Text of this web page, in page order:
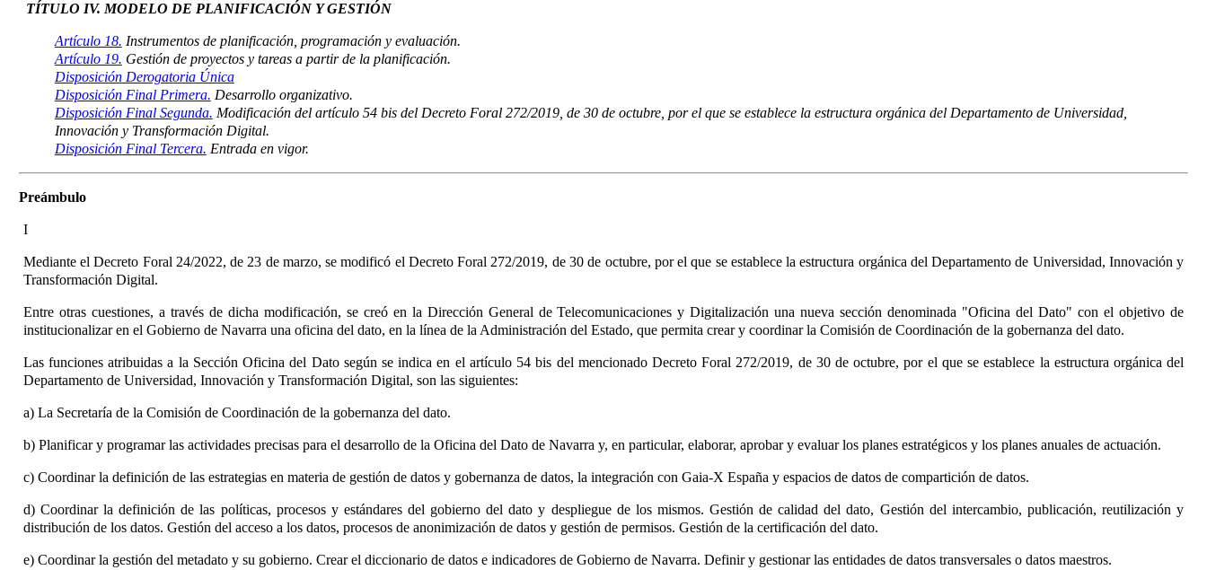
TÍTULO IV. MODELO DE PLANIFICACIÓN Y GESTIÓN
Artículo 18. Instrumentos de planificación, programación y evaluación.
Artículo 19. Gestión de proyectos y tareas a partir de la planificación.
Disposición Derogatoria Única
Disposición Final Primera. Desarrollo organizativo.
Disposición Final Segunda. Modificación del artículo 54 bis del Decreto Foral 272/2019, de 30 de octubre, por el que se establece la estructura orgánica del Departamento de Universidad,
Innovación y Transformación Digital.
Disposición Final Tercera. Entrada en vigor.
Preámbulo
I
Mediante el Decreto Foral 24/2022, de 23 de marzo, se modificó el Decreto Foral 272/2019, de 30 de octubre, por el que se establece la estructura orgánica del Departamento de Universidad, Innovación y
Transformación Digital.
Entre otras cuestiones, a través de dicha modificación, se creó en la Dirección General de Telecomunicaciones y Digitalización una nueva sección denominada "Oficina del Dato" con el objetivo de
institucionalizar en el Gobierno de Navarra una oficina del dato, en la línea de la Administración del Estado, que permita crear y coordinar la Comisión de Coordinación de la gobernanza del dato.
Las funciones atribuidas a la Sección Oficina del Dato según se indica en el artículo 54 bis del mencionado Decreto Foral 272/2019, de 30 de octubre, por el que se establece la estructura orgánica del
Departamento de Universidad, Innovación y Transformación Digital, son las siguientes:
a) La Secretaría de la Comisión de Coordinación de la gobernanza del dato.
b) Planificar y programar las actividades precisas para el desarrollo de la Oficina del Dato de Navarra y, en particular, elaborar, aprobar y evaluar los planes estratégicos y los planes anuales de actuación.
c) Coordinar la definición de las estrategias en materia de gestión de datos y gobernanza de datos, la integración con Gaia-X España y espacios de datos de compartición de datos.
d) Coordinar la definición de las políticas, procesos y estándares del gobierno del dato y despliegue de los mismos. Gestión de calidad del dato, Gestión del intercambio, publicación, reutilización y
distribución de los datos. Gestión del acceso a los datos, procesos de anonimización de datos y gestión de permisos. Gestión de la certificación del dato.
e) Coordinar la gestión del metadato y su gobierno. Crear el diccionario de datos e indicadores de Gobierno de Navarra. Definir y gestionar las entidades de datos transversales o datos maestros.